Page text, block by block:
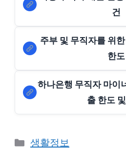
건
주부 및 무직자를 위
한도
하나은행 무직자 마이
출 한도
Categories
생활정보